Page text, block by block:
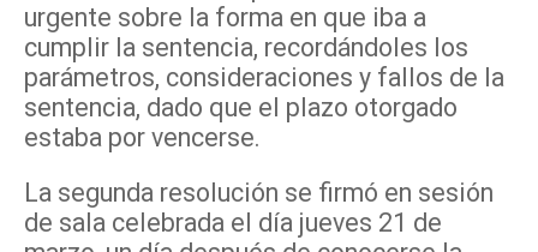
urgente sobre la forma en que iba a
cumplir la sentencia, recordándoles los
parámetros, consideraciones y fallos de la
sentencia, dado que el plazo otorgado
estaba por vencerse.
La segunda resolución se firmó en sesión
de sala celebrada el día jueves 21 de